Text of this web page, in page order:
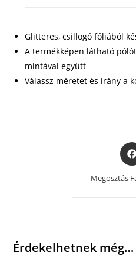
Glitteres, csillogó fóliából
A termékképen látható
mintával együtt
Válassz méretet és irány a
in
a
Megosztás
Érdekelhetnek még…